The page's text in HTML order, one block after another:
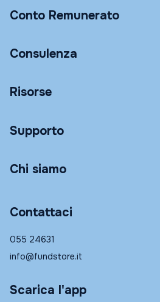
Conto Remunerato
Consulenza
Risorse
Supporto
Chi siamo
Contattaci
055 24631
info@fundstore.it
Scarica l'app